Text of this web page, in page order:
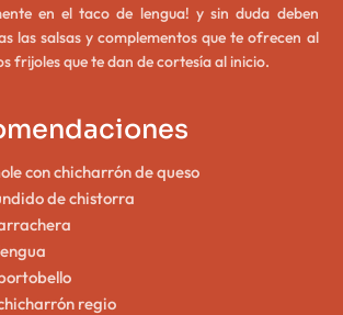
en el taco de lengua! y sin duda deben
las salsas y complementos que te ofrecen al
frijoles que te dan de cortesía al inicio.
con chicharrón de queso
de chistorra
regio